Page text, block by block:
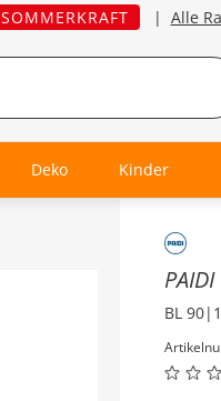
SOMMERKRAFT | Alle
Deko Kinder
Inhalt
PAIDI
BL